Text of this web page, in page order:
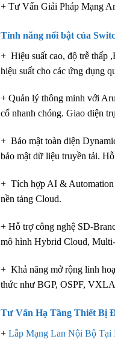
+ Tư Vấn Giải Pháp Mạng
Tính năng nổi bật của
+ Hiệu suất cao, độ trễ thấp
hiệu suất cho các ứng dụng
+ Quản lý thông minh với
cố nhanh chóng. Giao diện
+ Bảo mật toàn diện
bảo mật dữ liệu truyền tải.
+ Tích hợp AI & Automation
nền tảng Cloud.
+ Hỗ trợ công nghệ SD-
mô hình Hybrid Cloud,
+ Khả năng mở rộng linh
thức như BGP, OSPF,
Tư Vấn Hạ Tầng Thiết Bị
+ Lắp Mạng Lan Nội Bộ Tại